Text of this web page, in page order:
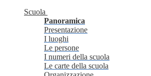
Scuola
Panoramica
Presentazione
I luoghi
Le persone
I numeri della scuola
Le carte della scuola